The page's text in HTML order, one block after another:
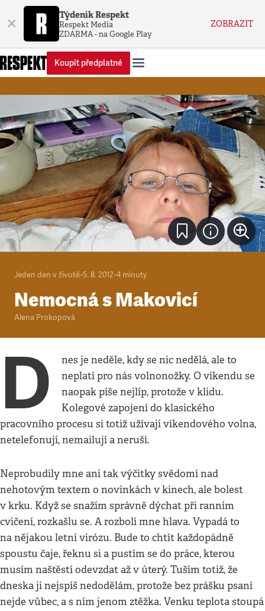
× Týdeník Respekt
Respekt Media
ZDARMA - na Google Play
ZOBRAZIT
Koupit předplatné
Jeden den v životě•5. 8. 2012•4 minuty
Nemocná s Makovicí
Alena Prokopová
D
nes je neděle, kdy se nic nedělá, ale to
neplatí pro nás volnonožky. O víkendu se
naopak píše nejlíp, protože v klidu.
Kolegové zapojení do klasického
pracovního procesu si totiž užívají víkendového volna,
netelefonují, nemailují a neruší.
Neprobudily mne ani tak výčitky svědomí nad
nehotovým textem o novinkách v kinech, ale bolest
v krku. Když se snažím správně dýchat při ranním
cvičení, rozkašlu se. A rozbolí mne hlava. Vypadá to
na nějakou letní virózu. Bude to chtít každopádně
spoustu čaje, řeknu si a pustím se do práce, kterou
musím naštěstí odevzdat až v úterý. Tuším totiž, že
dneska ji nejspíš nedodělám, protože bez prášku psaní
nejde vůbec, a s ním jenom ztěžka. Venku teplota stoupá